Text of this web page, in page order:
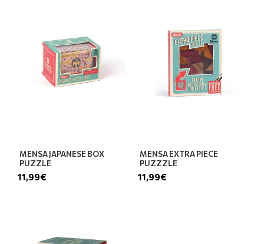
MENSA JAPANESE BOX
PUZZLE
11,99€
MENSA EXTRA PIECE
PUZZZLE
11,99€